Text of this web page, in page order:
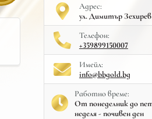
Адрес:
ул. Димитър Зехирев
Телефон:
+359899150007
Имейл:
info@bbgold.bg
Работно време:
От понеделник до
неделя - почивен ден